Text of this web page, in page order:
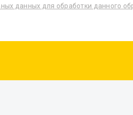
данных для обработки данного